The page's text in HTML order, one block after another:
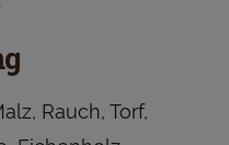
Rauch, Torf,